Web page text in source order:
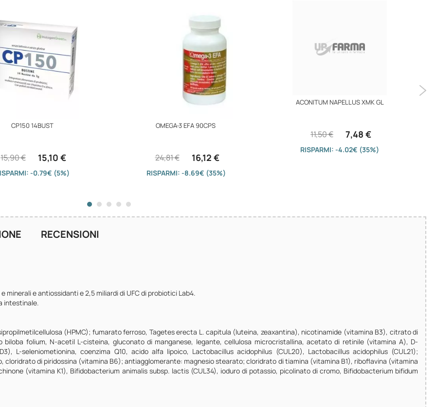
CP150 14BUST
15,10 €
15,90 €
-0.79€ (5%)
OMEGA-3 EFA 90CPS
16,12 €
24,81 €
RISPARMI: -8.69€ (35%)
ACONITUM NAPELLUS XMK GL
7,48 €
11,50 €
RISPARMI: -4.02€ (35%)
e antiossidanti e 2,5 miliardi di UFC di probiotici Lab4.
intestinale.
(HPMC); fumarato ferroso, Tagetes erecta L. capitula (luteina, zeaxantina), nicotinamide (vitamina B3), citrato di
folium, N-acetil L-cisteina, gluconato di manganese, legante, cellulosa microcristallina, acetato di retinile (vitamina A), D-
L-seleniometionina, coenzima Q10, acido alfa lipoico, Lactobacillus acidophilus (CUL20), Lactobacillus acidophilus (CUL21);
cloridrato di piridossina (vitamina B6); antiagglomerante: magnesio stearato; cloridrato di tiamina (vitamina B1), riboflavina (vitamina
(vitamina K1), Bifidobacterium animalis subsp. lactis (CUL34), ioduro di potassio, picolinato di cromo, Bifidobacterium bifidum
RECENSIONI